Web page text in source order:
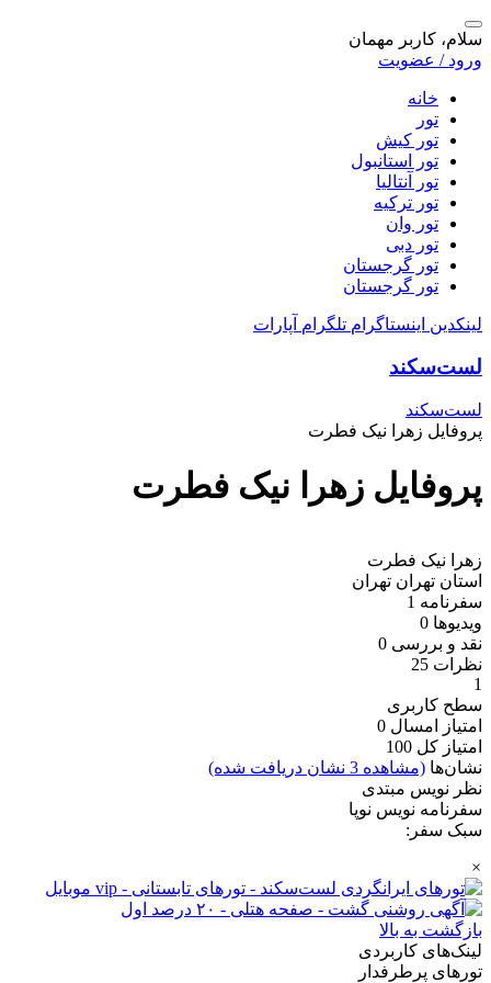
سلام، کاربر مهمان
ورود / عضویت
خانه
تور
تور کیش
تور استانبول
تور آنتالیا
تور ترکیه
تور وان
تور دبی
تور گرجستان
تور گرجستان
لینکدین اینستاگرام تلگرام آپارات
لست‌سکند
لست‌سکند
پروفایل زهرا نیک فطرت
پروفایل زهرا نیک فطرت
زهرا نیک فطرت
استان تهران تهران
سفرنامه 1
ویدیو‌ها 0
نقد و بررسی 0
نظرات 25
1
سطح کاربری
امتیاز امسال 0
امتیاز کل 100
نشان‌ها (مشاهده 3 نشان دریافت شده)
نظر نویس مبتدی
سفرنامه نویس نوپا
سبک سفر:
×
بازگشت به بالا
لینک‌های کاربردی
تورهای پرطرفدار